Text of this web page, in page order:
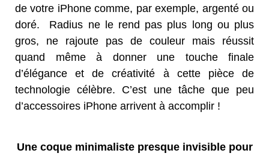
de votre iPhone comme, par exemple, argenté ou
doré. Radius ne le rend pas plus long ou plus
gros, ne rajoute pas de couleur mais réussit
quand même à donner une touche finale
d’élégance et de créativité à cette pièce de
technologie célèbre. C’est une tâche que peu
d’accessoires iPhone arrivent à accomplir !
Une coque minimaliste presque invisible pour